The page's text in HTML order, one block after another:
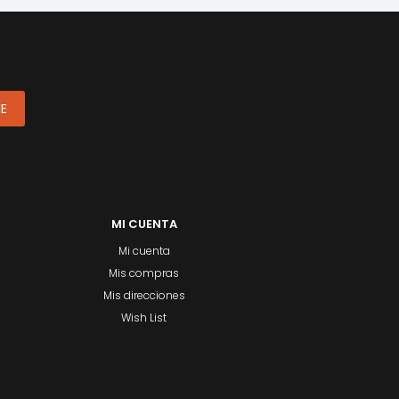
MI CUENTA
Mi cuenta
Mis compras
Mis direcciones
Wish List